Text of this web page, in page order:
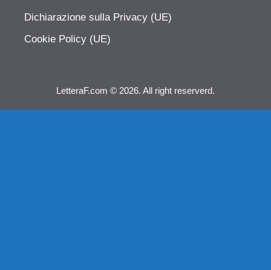
Dichiarazione sulla Privacy (UE)
Cookie Policy (UE)
LetteraF.com © 2026. All right reserverd.